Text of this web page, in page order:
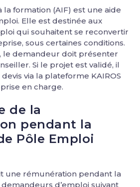
la formation (AIF) est une aide
Elle est destinée aux
qui souhaitent se reconvertir
sous certaines conditions.
le demandeur doit présenter
Si le projet est validé, il
via la plateforme KAIROS
en charge.
de la
pendant la
Pôle Emploi
une rémunération pendant la
d’emploi suivant